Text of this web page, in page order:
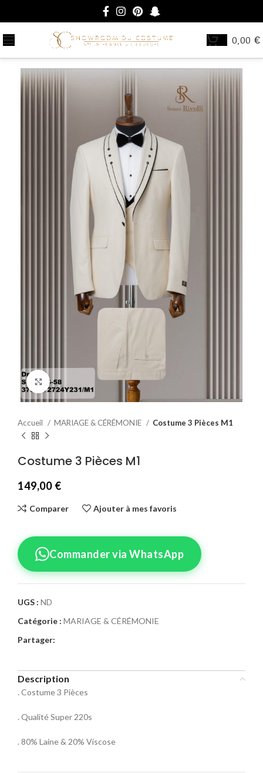
0,00 €
Agrandir
Accueil MARIAGE & CÉRÉMONIE Costume 3 Pièces M1
Costume 3 Pièces M1
149,00 €
Comparer Ajouter à mes favoris
Sélectionnez la taille pour le produit
Taille Costume
46
Commander via WhatsApp
UGS : ND
Catégorie : MARIAGE & CÉRÉMONIE
Partager:
Description
. Costume 3 Pièces
. Qualité Super 220s
. 80% Laine & 20% Viscose